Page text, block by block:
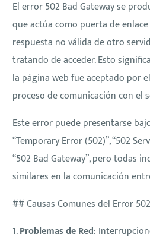
El error 502 Bad Gateway se
que actúa como puerta de
respuesta no válida de otro
tratando de acceder. Esto
la página web fue aceptado por
proceso de comunicación con el
Este error puede presentarse
“Temporary Error (502)”, “502
“502 Bad Gateway”, pero todas
similares en la comunicación
## Causas Comunes del Error 502
1.Problemas de Red: